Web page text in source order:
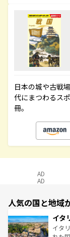
日本の城や古戦
代にまつわるス
冊。
AD
AD
人気の国と地域
イタ
イタ